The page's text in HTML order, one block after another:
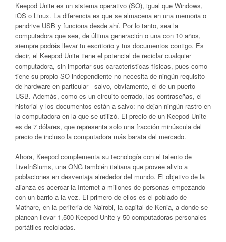
Keepod Unite es un sistema operativo (SO), igual que Windows,
iOS o Linux. La diferencia es que se almacena en una memoria o
pendrive USB y funciona desde ahí. Por lo tanto, sea la
computadora que sea, de última generación o una con 10 años,
siempre podrás llevar tu escritorio y tus documentos contigo. Es
decir, el Keepod Unite tiene el potencial de reciclar cualquier
computadora, sin importar sus características físicas, pues como
tiene su propio SO independiente no necesita de ningún requisito
de hardware en particular - salvo, obviamente, el de un puerto
USB. Además, como es un circuito cerrado, las contraseñas, el
historial y los documentos están a salvo: no dejan ningún rastro en
la computadora en la que se utilizó. El precio de un Keepod Unite
es de 7 dólares, que representa solo una fracción minúscula del
precio de incluso la computadora más barata del mercado.
Ahora, Keepod complementa su tecnología con el talento de
LiveInSlums, una ONG también italiana que provee alivio a
poblaciones en desventaja alrededor del mundo. El objetivo de la
alianza es acercar la Internet a millones de personas empezando
con un barrio a la vez. El primero de ellos es el poblado de
Mathare, en la periferia de Nairobi, la capital de Kenia, a donde se
planean llevar 1,500 Keepod Unite y 50 computadoras personales
portátiles recicladas.